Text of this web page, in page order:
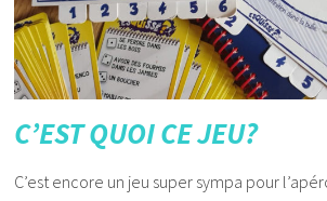
C’EST QUOI CE JEU?
C’est encore un jeu super sympa pour